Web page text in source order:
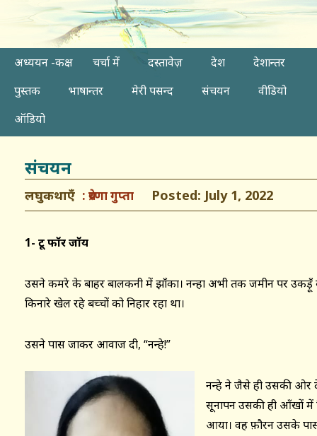
अध्ययन -कक्ष चर्चा में दस्तावेज़ देश
देशान्तर
पुस्तक
भाषान्तर मेरी पसन्द संचयन
वीडियो
ऑडियो
संचयन
लघुकथाएँ प्रेरणा गुप्ता Posted: July 1, 2022
1- टू फॉर जॉय
उसने कमरे के बाहर बालकनी में झाँका। नन्हा अभी तक जमीन पर उकड़ूँ
किनारे खेल रहे बच्चों को निहार रहा था।
उसने पास जाकर आवाज दी, “नन्हे!”
नन्हे ने जैसे ही उसकी ओर
सूनापन उसकी ही आँखों
आया। वह फ़ौरन उसके